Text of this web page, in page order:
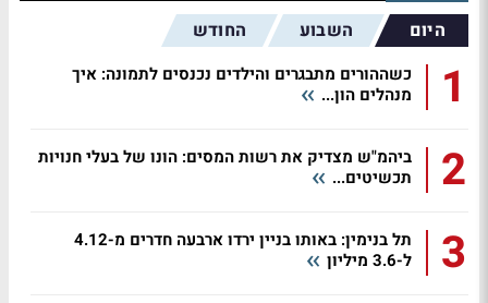
היום השבוע החודש
1
כשההורים מתבגרים והילדים נכנסים לתמונה: איך
מנהלים הון...
2
ביהמ"ש מצדיק את רשות המסים: הונו של בעלי חנויות
תכשיטים...
3
תל בנימין: באותו בניין ירדו ארבעה חדרים מ-4.12
ל-3.6 מיליון